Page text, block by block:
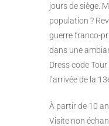
jours de siège.
population ?
guerre franco-
dans une
Dress code
l’arrivée de la
À partir de 10
Visite non